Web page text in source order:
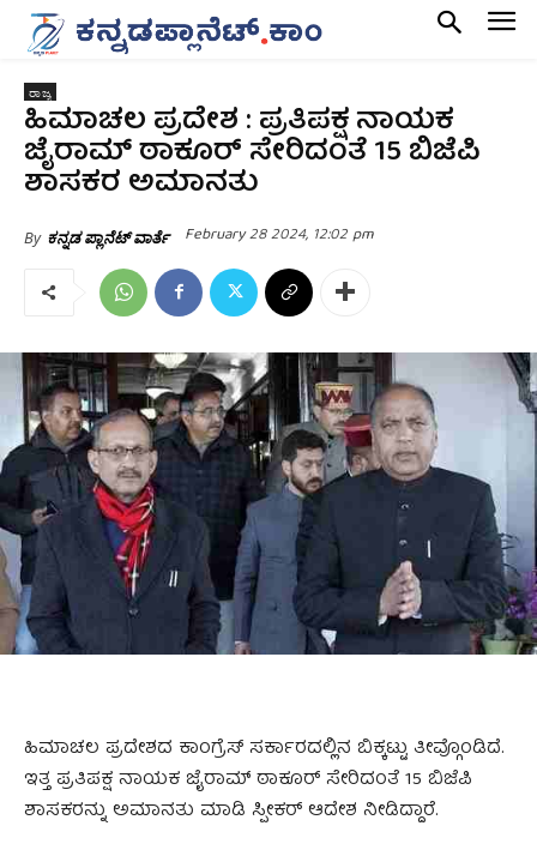
ರಾಜ್ಯ
ಹಿಮಾಚಲ ಪ್ರದೇಶ : ಪ್ರತಿಪಕ್ಷ ನಾಯಕ
ಜೈರಾಮ್ ಠಾಕೂರ್ ಸೇರಿದಂತೆ 15 ಬಿಜೆಪಿ
ಶಾಸಕರ ಅಮಾನತು
By ಕನ್ನಡ ಪ್ಲಾನೆಟ್ ವಾರ್ತೆ February 28 2024, 12:02 pm
ಹಿಮಾಚಲ ಪ್ರದೇಶದ ಕಾಂಗ್ರೆಸ್‌ ಸರ್ಕಾರದಲ್ಲಿನ ಬಿಕ್ಕಟ್ಟು ತೀವ್ಗೊಂಡಿದೆ.
ಇತ್ತ ಪ್ರತಿಪಕ್ಷ ನಾಯಕ ಜೈರಾಮ್ ಠಾಕೂರ್ ಸೇರಿದಂತೆ 15 ಬಿಜೆಪಿ
ಶಾಸಕರನ್ನು ಅಮಾನತು ಮಾಡಿ ಸ್ಪೀಕರ್ ಆದೇಶ ನೀಡಿದ್ದಾರೆ.